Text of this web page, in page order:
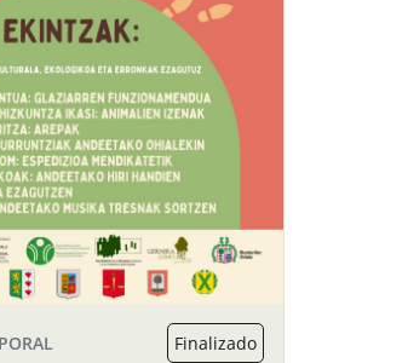
Finalizado